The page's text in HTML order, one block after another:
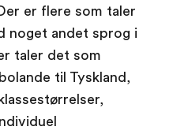
er flere som taler
noget andet sprog i
taler det som
til Tyskland,